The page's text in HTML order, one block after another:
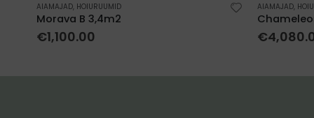
AIAMAJAD, HOIURUUMID
Morava B 3,4m2
€1,100.00
AIAMAJAD,
€